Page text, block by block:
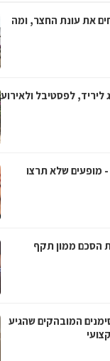
את עונת החצר, ומה
ליריד, לפסטיבל ולאירוע
- מופעים שלא תרצו
הסכם ממון תקף
המובהקים שהגיע